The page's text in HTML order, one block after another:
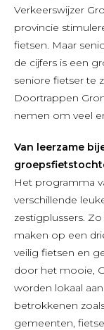
Verkeerswijzer
provincie
fietsen. Maar
de cijfers is een
seniore fietser te
Doortrappen
nemen om veel
Van leerzame
Het programma
verschillende
zestigplussers.
maken op een
veilig fietsen en
door het mooie,
worden lokaal
betrokkenen
gemeenten,